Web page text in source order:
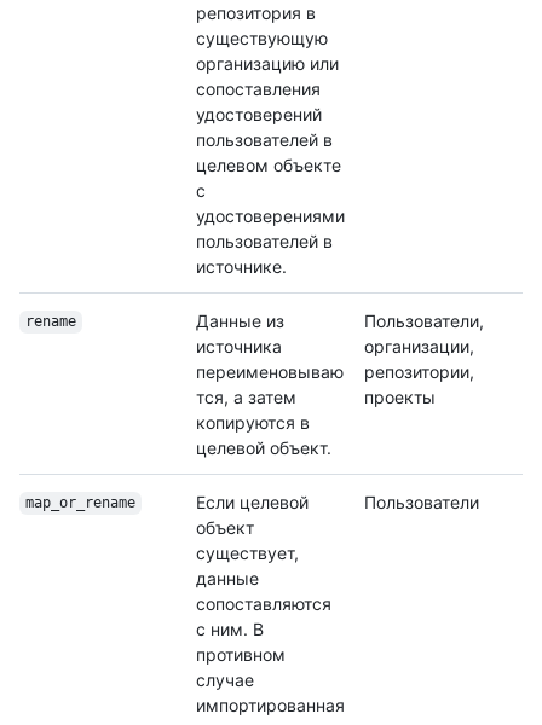
репозитория в
существующую
организацию или
сопоставления
удостоверений
пользователей в
целевом объекте
с
удостоверениями
пользователей в
источнике.
rename
Данные из
источника
переименовываю
тся, а затем
копируются в
целевой объект.
Пользователи,
организации,
репозитории,
проекты
map_or_rename
Если целевой
объект
существует,
данные
сопоставляются
с ним. В
противном
случае
импортированная
Пользователи